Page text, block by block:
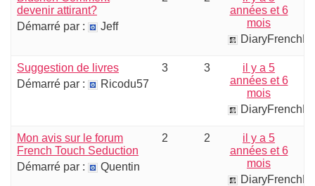
devenir attirant?
Démarré par :
Jeff
années et 6
mois
Suggestion de livres
Démarré par :
Ricodu57
3 3
il y a 5
années et 6
mois
Mon avis sur le forum
French Touch Seduction
Démarré par :
Quentin
2 2
il y a 5
années et 6
mois